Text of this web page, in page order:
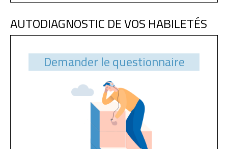
AUTODIAGNOSTIC DE VOS HABILETÉS
Demander le questionnaire